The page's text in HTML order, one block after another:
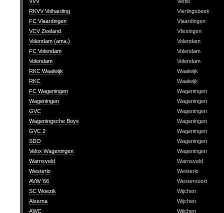
RKVV Volharding
Vierlingsbeek
FC Vlaardingen
Vlaardingen
VCV Zeeland
Vlissingen
Volendam (ama.)
Volendam
FC Volendam
Volendam
Volendam
Volendam
RKC Waalwijk
Waalwijk
RKC
Waalwijk
FC Wageningen
Wageningen
Wageningen
Wageningen
GVC
Wageningen
Wageningsche Boys
Wageningen
GVC 2
Wageningen
SDO
Wageningen
Velox Wageningen
Wageningen
Warnsveld
Warnsveld
Westerlo
Westerlo
AVW '66
Westervoort
SC Woezik
Wijchen
Alverna
Wijchen
AWC
Wijchen